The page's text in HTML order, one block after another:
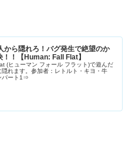
から隠れろ！バグ発生で絶望のか
！！【Human: Fall Flat】
(ヒューマン フォール フラット)で遊んだ
隠れます。参加者：レトルト・キヨ・牛
パート1⇒